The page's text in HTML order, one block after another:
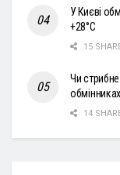
У Києві
+28°С
15
Чи
14